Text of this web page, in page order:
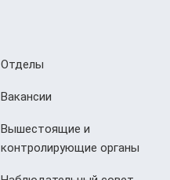
Отделы
Вакансии
Вышестоящие и
контролирующие органы